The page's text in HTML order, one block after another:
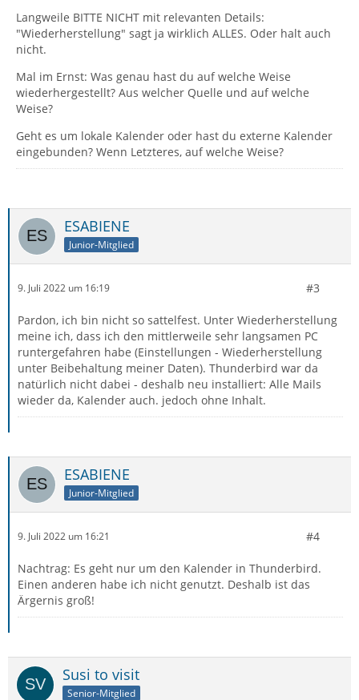
Langweile BITTE NICHT mit relevanten Details:
"Wiederherstellung" sagt ja wirklich ALLES. Oder halt auch
nicht.
Mal im Ernst: Was genau hast du auf welche Weise
wiederhergestellt? Aus welcher Quelle und auf welche
Weise?
Geht es um lokale Kalender oder hast du externe Kalender
eingebunden? Wenn Letzteres, auf welche Weise?
ESABIENE
Junior-Mitglied
9. Juli 2022 um 16:19 #3
Pardon, ich bin nicht so sattelfest. Unter Wiederherstellung
meine ich, dass ich den mittlerweile sehr langsamen PC
runtergefahren habe (Einstellungen - Wiederherstellung
unter Beibehaltung meiner Daten). Thunderbird war da
natürlich nicht dabei - deshalb neu installiert: Alle Mails
wieder da, Kalender auch. jedoch ohne Inhalt.
ESABIENE
Junior-Mitglied
9. Juli 2022 um 16:21 #4
Nachtrag: Es geht nur um den Kalender in Thunderbird.
Einen anderen habe ich nicht genutzt. Deshalb ist das
Ärgernis groß!
Susi to visit
Senior-Mitglied